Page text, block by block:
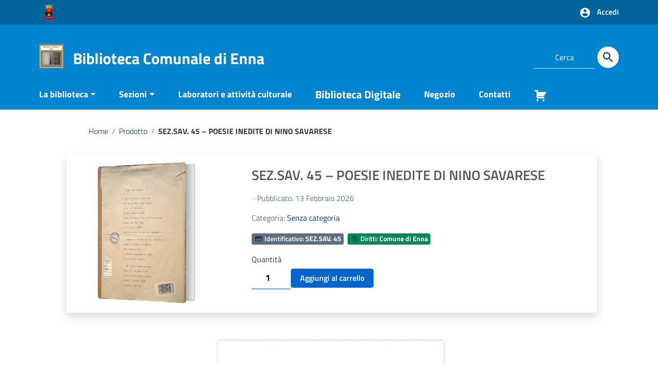
Vai ai contenuti
Vai al menu di navigazione
Accedi
Biblioteca Comunale di Enna
La biblioteca Sezioni Laboratori e attività culturale Biblioteca Digitale Negozio Contatti
Home / Prodotto / SEZ.SAV. 45 – POESIE INEDITE DI NINO SAVARESE
SEZ.SAV. 45 – POESIE INEDITE DI NINO SAVARESE
· Pubblicato: 13 Febbraio 2026
Categoria:Senza categoria
Identificativo:SEZ.SAV. 45 Diritti:Comune di Enna
Quantità
SEZ.SAV.
45
POESIE
DI
Aggiungi al carrello